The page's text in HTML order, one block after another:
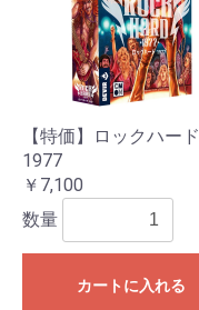
【特価】ロックハード
1977
￥7,100
数量
カートに入れる